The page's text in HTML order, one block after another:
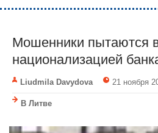
Мошенники пытаются
национализацией
Liudmila Davydova 21 ноября
В Литве